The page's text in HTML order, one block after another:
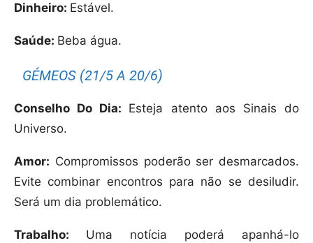
Dinheiro: Estável.
Saúde: Beba água.
GÉMEOS (21/5 A 20/6)
Conselho Do Dia: Esteja atento aos Sinais do
Universo.
Amor: Compromissos poderão ser desmarcados.
Evite combinar encontros para não se desiludir.
Será um dia problemático.
Trabalho: Uma notícia poderá apanhá-lo